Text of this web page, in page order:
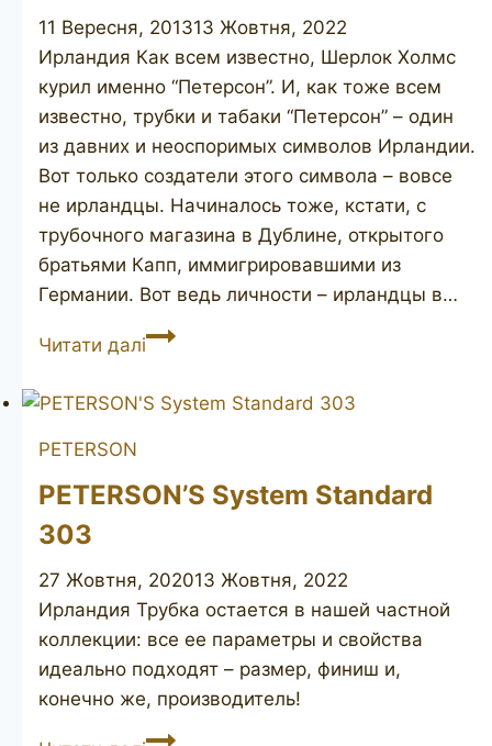
11 Вересня, 201313 Жовтня, 2022
Ирландия Как всем известно, Шерлок Холмс
курил именно “Петерсон”. И, как тоже всем
известно, трубки и табаки “Петерсон” – один
из давних и неоспоримых символов Ирландии.
Вот только создатели этого символа – вовсе
не ирландцы. Начиналось тоже, кстати, с
трубочного магазина в Дублине, открытого
братьями Капп, иммигрировавшими из
Германии. Вот ведь личности – ирландцы в…
Читати даліPETERSON
69
PETERSON
PETERSON’S System Standard
303
27 Жовтня, 202013 Жовтня, 2022
Ирландия Трубка остается в нашей частной
коллекции: все ее параметры и свойства
идеально подходят – размер, финиш и,
конечно же, производитель!
PETERSON’S